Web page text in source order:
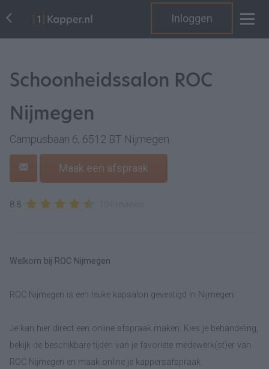
Inloggen
Schoonheidssalon ROC
Nijmegen
Campusbaan 6, 6512 BT Nijmegen
Maak een afspraak
8.8
Welkom bij ROC Nijmegen
ROC Nijmegen is een leuke kapsalon gevestigd in Nijmegen.
Je kan hier direct een online afspraak maken. Kies je behandeling,
bekijk de beschikbare tijden van je favoriete medewerk(st)er van
ROC Nijmegen en maak online je kappersafspraak.